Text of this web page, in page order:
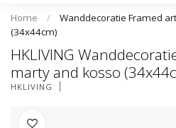
Home /
Wanddecoratie Framed
(34x44cm)
HKLIVING
marty and kosso
HKLIVING